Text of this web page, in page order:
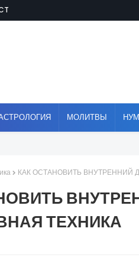
МОЛИТВЫ
КАК ОСТАНОВИТЬ ВНУТРЕННИЙ
ТЕХНИКА